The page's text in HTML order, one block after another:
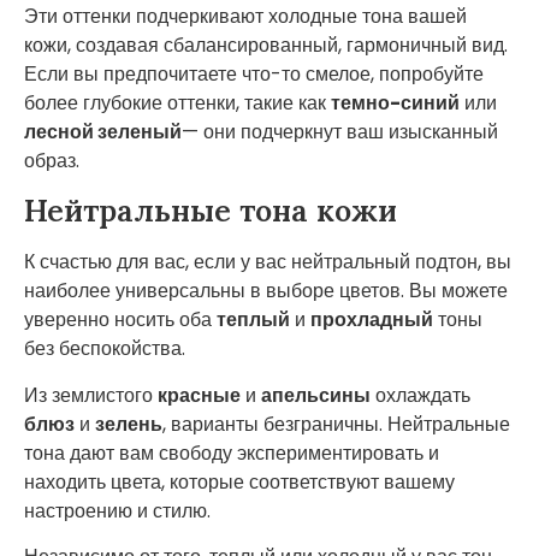
Эти оттенки подчеркивают холодные тона вашей
кожи, создавая сбалансированный, гармоничный вид.
Если вы предпочитаете что-то смелое, попробуйте
более глубокие оттенки, такие кактемно-синий или
лесной зеленый— они подчеркнут ваш изысканный
образ.
Нейтральные тона кожи
К счастью для вас, если у вас нейтральный подтон, вы
наиболее универсальны в выборе цветов. Вы можете
уверенно носить обатеплый и прохладный тоны
без беспокойства.
Из землистого красные и апельсины охлаждать
блюз и зелень, варианты безграничны. Нейтральные
тона дают вам свободу экспериментировать и
находить цвета, которые соответствуют вашему
настроению и стилю.